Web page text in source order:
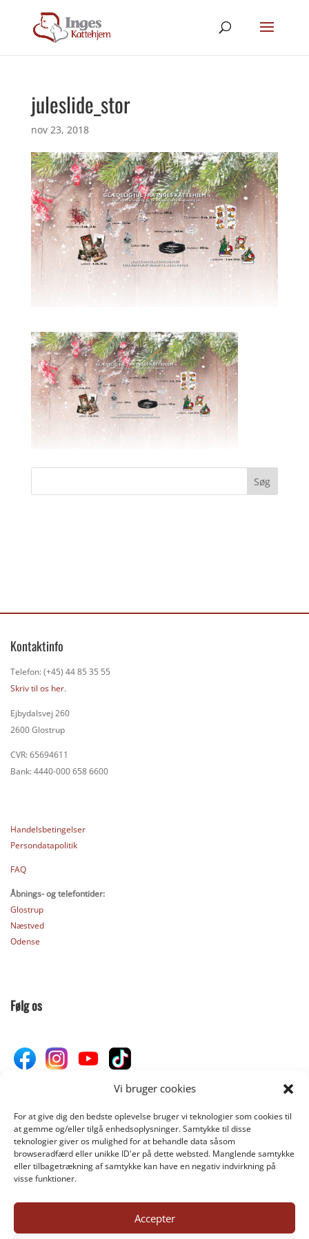
Vi bruger cookies
For at give dig den bedste oplevelse bruger vi teknologier som cookies til
at gemme og/eller tilgå enhedsoplysninger. Samtykke til disse
teknologier giver os mulighed for at behandle data såsom
browseradfærd eller unikke ID'er på dette websted. Manglende samtykke
eller tilbagetrækning af samtykke kan have en negativ indvirkning på
visse funktioner.
Accepter
juleslide_stor
nov 23, 2018
Kontaktinfo
Telefon: (+45) 44 85 35 55
Skriv til os her.
Ejbydalsvej 260
2600 Glostrup
CVR: 65694611
Bank: 4440-000 658 6600
Handelsbetingelser
Persondatapolitik
FAQ
Åbnings- og telefontider:
Glostrup
Næstved
Odense
Følg os
Donér til Inges Kattehjem
DONÉR